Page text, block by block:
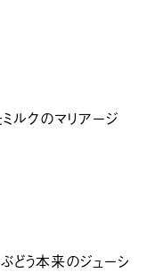
ルクのマリアージ
どう本来のジューシ